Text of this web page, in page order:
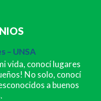
– UNSA
vida, conocí lugares
No solo, conocí
a buenos